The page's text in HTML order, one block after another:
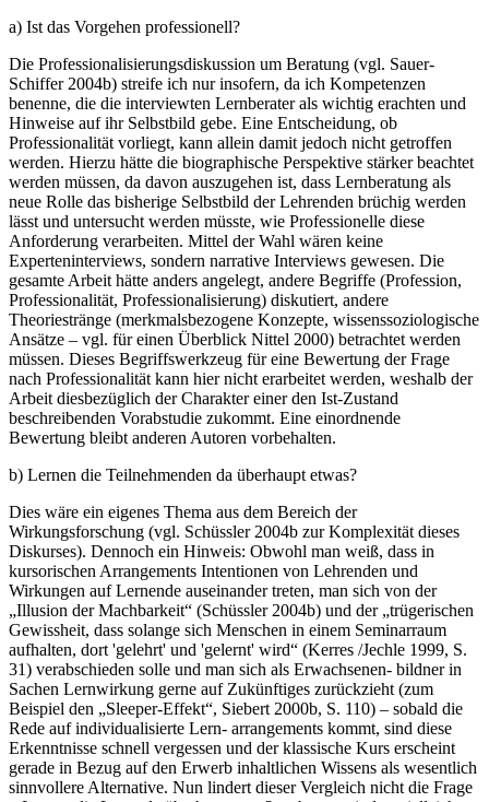
a) Ist das Vorgehen professionell?
Die Professionalisierungsdiskussion um Beratung (vgl. Sauer-
Schiffer 2004b) streife ich nur insofern, da ich Kompetenzen
benenne, die die interviewten Lernberater als wichtig erachten und
Hinweise auf ihr Selbstbild gebe. Eine Entscheidung, ob
Professionalität vorliegt, kann allein damit jedoch nicht getroffen
werden. Hierzu hätte die biographische Perspektive stärker beachtet
werden müssen, da davon auszugehen ist, dass Lernberatung als
neue Rolle das bisherige Selbstbild der Lehrenden brüchig werden
lässt und untersucht werden müsste, wie Professionelle diese
Anforderung verarbeiten. Mittel der Wahl wären keine
Experteninterviews, sondern narrative Interviews gewesen. Die
gesamte Arbeit hätte anders angelegt, andere Begriffe (Profession,
Professionalität, Professionalisierung) diskutiert, andere
Theoriestränge (merkmalsbezogene Konzepte, wissenssoziologische
Ansätze – vgl. für einen Überblick Nittel 2000) betrachtet werden
müssen. Dieses Begriffswerkzeug für eine Bewertung der Frage
nach Professionalität kann hier nicht erarbeitet werden, weshalb der
Arbeit diesbezüglich der Charakter einer den Ist-Zustand
beschreibenden Vorabstudie zukommt. Eine einordnende
Bewertung bleibt anderen Autoren vorbehalten.
b) Lernen die Teilnehmenden da überhaupt etwas?
Dies wäre ein eigenes Thema aus dem Bereich der
Wirkungsforschung (vgl. Schüssler 2004b zur Komplexität dieses
Diskurses). Dennoch ein Hinweis: Obwohl man weiß, dass in
kursorischen Arrangements Intentionen von Lehrenden und
Wirkungen auf Lernende auseinander treten, man sich von der
„Illusion der Machbarkeit“ (Schüssler 2004b) und der „trügerischen
Gewissheit, dass solange sich Menschen in einem Seminarraum
aufhalten, dort 'gelehrt' und 'gelernt' wird“ (Kerres /Jechle 1999, S.
31) verabschieden solle und man sich als Erwachsenen- bildner in
Sachen Lernwirkung gerne auf Zukünftiges zurückzieht (zum
Beispiel den „Sleeper-Effekt“, Siebert 2000b, S. 110) – sobald die
Rede auf individualisierte Lern- arrangements kommt, sind diese
Erkenntnisse schnell vergessen und der klassische Kurs erscheint
gerade in Bezug auf den Erwerb inhaltlichen Wissens als wesentlich
sinnvollere Alternative. Nun lindert dieser Vergleich nicht die Frage